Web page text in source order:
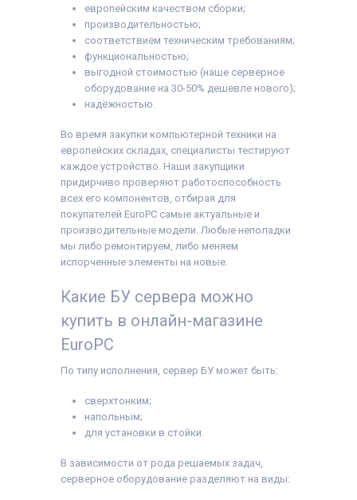
европейским качеством сборки;
производительностью;
соответствием техническим требованиям;
функциональностью;
выгодной стоимостью (наше серверное
оборудование на 30-50% дешевле нового);
надёжностью.
Во время закупки компьютерной техники на
европейских складах, специалисты тестируют
каждое устройство. Наши закупщики
придирчиво проверяют работоспособность
всех его компонентов, отбирая для
покупателей EuroPC самые актуальные и
производительные модели. Любые неполадки
мы либо ремонтируем, либо меняем
испорченные элементы на новые.
Какие БУ сервера можно
купить в онлайн-магазине
EuroPC
По типу исполнения, сервер БУ может быть:
сверхтонким;
напольным;
для установки в стойки.
В зависимости от рода решаемых задач,
серверное оборудование разделяют на виды: